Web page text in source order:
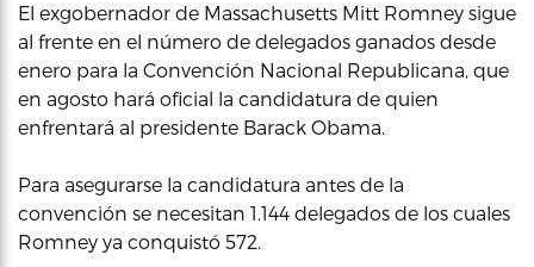
El exgobernador de Massachusetts Mitt Romney sigue
al frente en el número de delegados ganados desde
enero para la Convención Nacional Republicana, que
en agosto hará oficial la candidatura de quien
enfrentará al presidente Barack Obama.
Para asegurarse la candidatura antes de la
convención se necesitan 1.144 delegados de los cuales
Romney ya conquistó 572.